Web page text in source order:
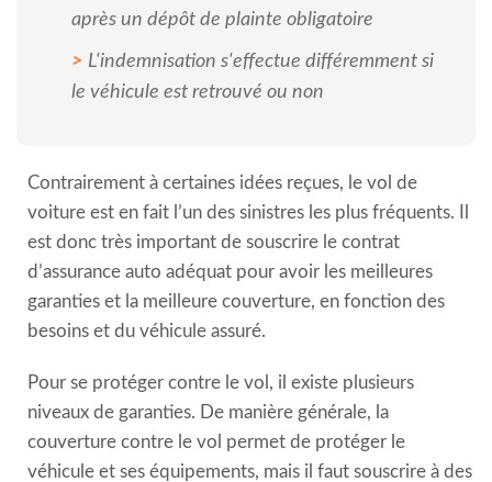
après un dépôt de plainte obligatoire
L'indemnisation s'effectue différemment si
le véhicule est retrouvé ou non
Contrairement à certaines idées reçues, le vol de
voiture est en fait l’un des sinistres les plus fréquents. Il
est donc très important de souscrire le contrat
d’assurance auto adéquat pour avoir les meilleures
garanties et la meilleure couverture, en fonction des
besoins et du véhicule assuré.
Pour se protéger contre le vol, il existe plusieurs
niveaux de garanties. De manière générale, la
couverture contre le vol permet de protéger le
véhicule et ses équipements, mais il faut souscrire à des